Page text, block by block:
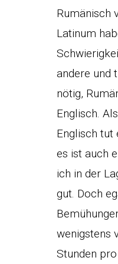
Rumänisch
Latinum
andere und
nötig,
Englisch.
Englisch tut
es ist auch
ich in der
gut. Doch
wenigstens
Stunden